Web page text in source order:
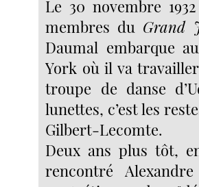
Le 30 novembre
membres du Grand
Daumal embarque
York où il va
troupe de danse
lunettes, c’est les
Gilbert-Lecomte.
Deux ans plus tôt,
rencontré